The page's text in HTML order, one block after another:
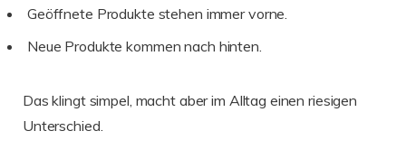
Geöffnete Produkte stehen immer vorne.
Neue Produkte kommen nach hinten.
Das klingt simpel, macht aber im Alltag einen riesigen
Unterschied.